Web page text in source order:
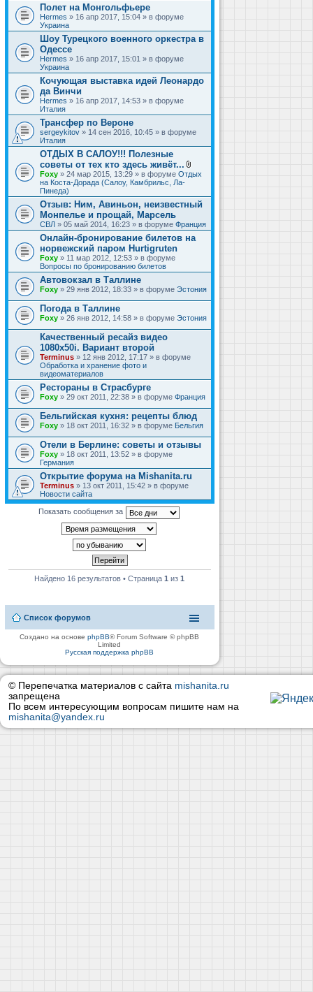
Полет на Монгольфьере
Hermes » 16 апр 2017, 15:04 » в форуме
Украина
Шоу Турецкого военного оркестра в
Одессе
Hermes » 16 апр 2017, 15:01 » в форуме
Украина
Кочующая выставка идей Леонардо
да Винчи
Hermes » 16 апр 2017, 14:53 » в форуме
Италия
Трансфер по Вероне
sergeykitov » 14 сен 2016, 10:45 » в форуме
Италия
ОТДЫХ В САЛОУ!!! Полезные
советы от тех кто здесь живёт...
В
л
ж
е
и
я
Foxy » 24 мар 2015, 13:29 » в форуме Отдых
на Коста-Дорада (Салоу, Камбрильс, Ла-
Пинеда)
Отзыв: Ним, Авиньон, неизвестный
Монпелье и прощай, Марсель
СВЛ » 05 май 2014, 16:23 » в форуме Франция
Онлайн-бронирование билетов на
норвежский паром Hurtigruten
Foxy » 11 мар 2012, 12:53 » в форуме
Вопросы по бронированию билетов
Автовокзал в Таллине
Foxy » 29 янв 2012, 18:33 » в форуме Эстония
Погода в Таллине
Foxy » 26 янв 2012, 14:58 » в форуме Эстония
Качественный ресайз видео
1080x50i. Вариант второй
Terminus » 12 янв 2012, 17:17 » в форуме
Обработка и хранение фото и
видеоматериалов
Рестораны в Страсбурге
Foxy » 29 окт 2011, 22:38 » в форуме Франция
Бельгийская кухня: рецепты блюд
Foxy » 18 окт 2011, 16:32 » в форуме Бельгия
Отели в Берлине: советы и отзывы
Foxy » 18 окт 2011, 13:52 » в форуме
Германия
Открытие форума на Mishanita.ru
Terminus » 13 окт 2011, 15:42 » в форуме
Новости сайта
Показать сообщения за
Найдено 16 результатов • Страница1 из1
Список форумов
Создано на основеphpBB® Forum Software © phpBB
Limited
Русская поддержка phpBB
© Перепечатка материалов с сайта mishanita.ru
запрещена
По всем интересующим вопросам пишите нам на
mishanita@yandex.ru